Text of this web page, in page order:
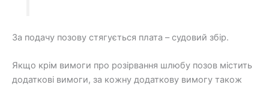
За подачу позову стягується плата – судовий збір.
Якщо крім вимоги про розірвання шлюбу позов містить
додаткові вимоги, за кожну додаткову вимогу також